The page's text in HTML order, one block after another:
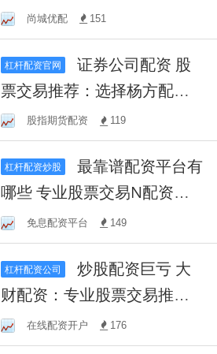
尚城优配 151
杠杆配资官网
证券公司配资 股
票交易推荐：选择杨方配
资，提升投资效率
股指期货配资 119
杠杆配资炒股
最靠谱配资平台有
哪些 专业股票交易N配资推
荐服务免息配资平台 149
杠杆配资公司
炒股配资巨亏 大
财配资：专业股票交易推荐
服务在线配资开户 176